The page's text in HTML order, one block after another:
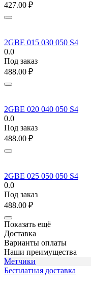
427.00 ₽
2GBE 015 030 050 S4
0.0
Под заказ
488.00 ₽
2GBE 020 040 050 S4
0.0
Под заказ
488.00 ₽
2GBE 025 050 050 S4
0.0
Под заказ
488.00 ₽
Показать ещё
Доставка
Варианты оплаты
Наши преимущества
Метчики
Бесплатная доставка